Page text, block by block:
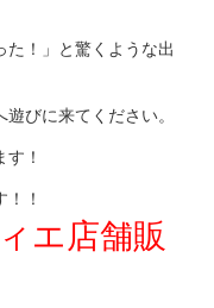
た！」と驚くような出
びに来てください。
！
！
エ店舗販